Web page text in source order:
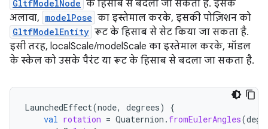
GltfModelNode के हिसाब से बदला जा सकता है. इसके
अलावा, modelPose का इस्तेमाल करके, इसकी पोज़िशन को
GltfModelEntity रूट के हिसाब से सेट किया जा सकता है.
इसी तरह, localScale/modelScale का इस्तेमाल करके, मॉडल
के स्केल को उसके पैरंट या रूट के हिसाब से बदला जा सकता है.
LaunchedEffect(node, degrees)
{
val rotation = Quaternion . fromEulerAngles(